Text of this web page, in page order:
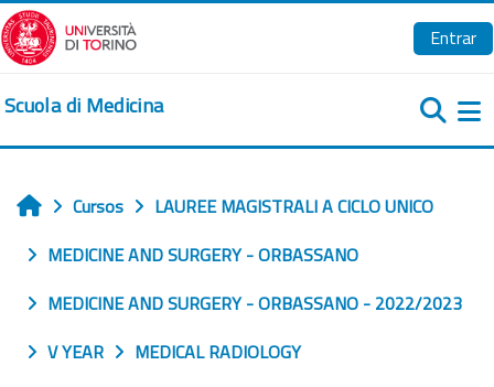
Salta al contenido principal
Entrar
Scuola di Medicina
Inicio
Cursos
LAUREE MAGISTRALI A CICLO UNICO
MEDICINE AND SURGERY - ORBASSANO
MEDICINE AND SURGERY - ORBASSANO - 2022/2023
V YEAR
MEDICAL RADIOLOGY